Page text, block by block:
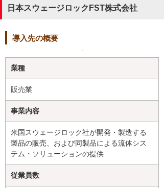
日本スウェージロックFST株式会社
導入先の概要
業種
販売業
事業内容
米国スウェージロック社が開発・製造する
製品の販売、および同製品による流体シス
テム・ソリューションの提供
従業員数